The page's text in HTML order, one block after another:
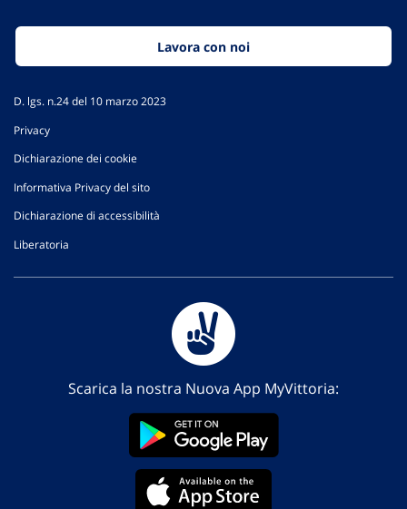
Lavora con noi
D. lgs. n.24 del 10 marzo 2023
Privacy
Dichiarazione dei cookie
Informativa Privacy del sito
Dichiarazione di accessibilità
Liberatoria
Scarica la nostra Nuova App MyVittoria: